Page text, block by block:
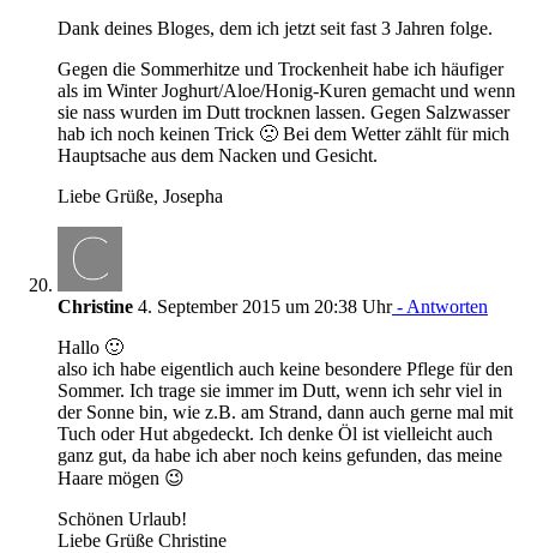
Dank deines Bloges, dem ich jetzt seit fast 3 Jahren folge.
Gegen die Sommerhitze und Trockenheit habe ich häufiger
als im Winter Joghurt/Aloe/Honig-Kuren gemacht und wenn
sie nass wurden im Dutt trocknen lassen. Gegen Salzwasser
hab ich noch keinen Trick 🙁 Bei dem Wetter zählt für mich
Hauptsache aus dem Nacken und Gesicht.
Liebe Grüße, Josepha
Christine 4. September 2015 um 20:38 Uhr- Antworten
Hallo 🙂
also ich habe eigentlich auch keine besondere Pflege für den
Sommer. Ich trage sie immer im Dutt, wenn ich sehr viel in
der Sonne bin, wie z.B. am Strand, dann auch gerne mal mit
Tuch oder Hut abgedeckt. Ich denke Öl ist vielleicht auch
ganz gut, da habe ich aber noch keins gefunden, das meine
Haare mögen 😉
Schönen Urlaub!
Liebe Grüße Christine